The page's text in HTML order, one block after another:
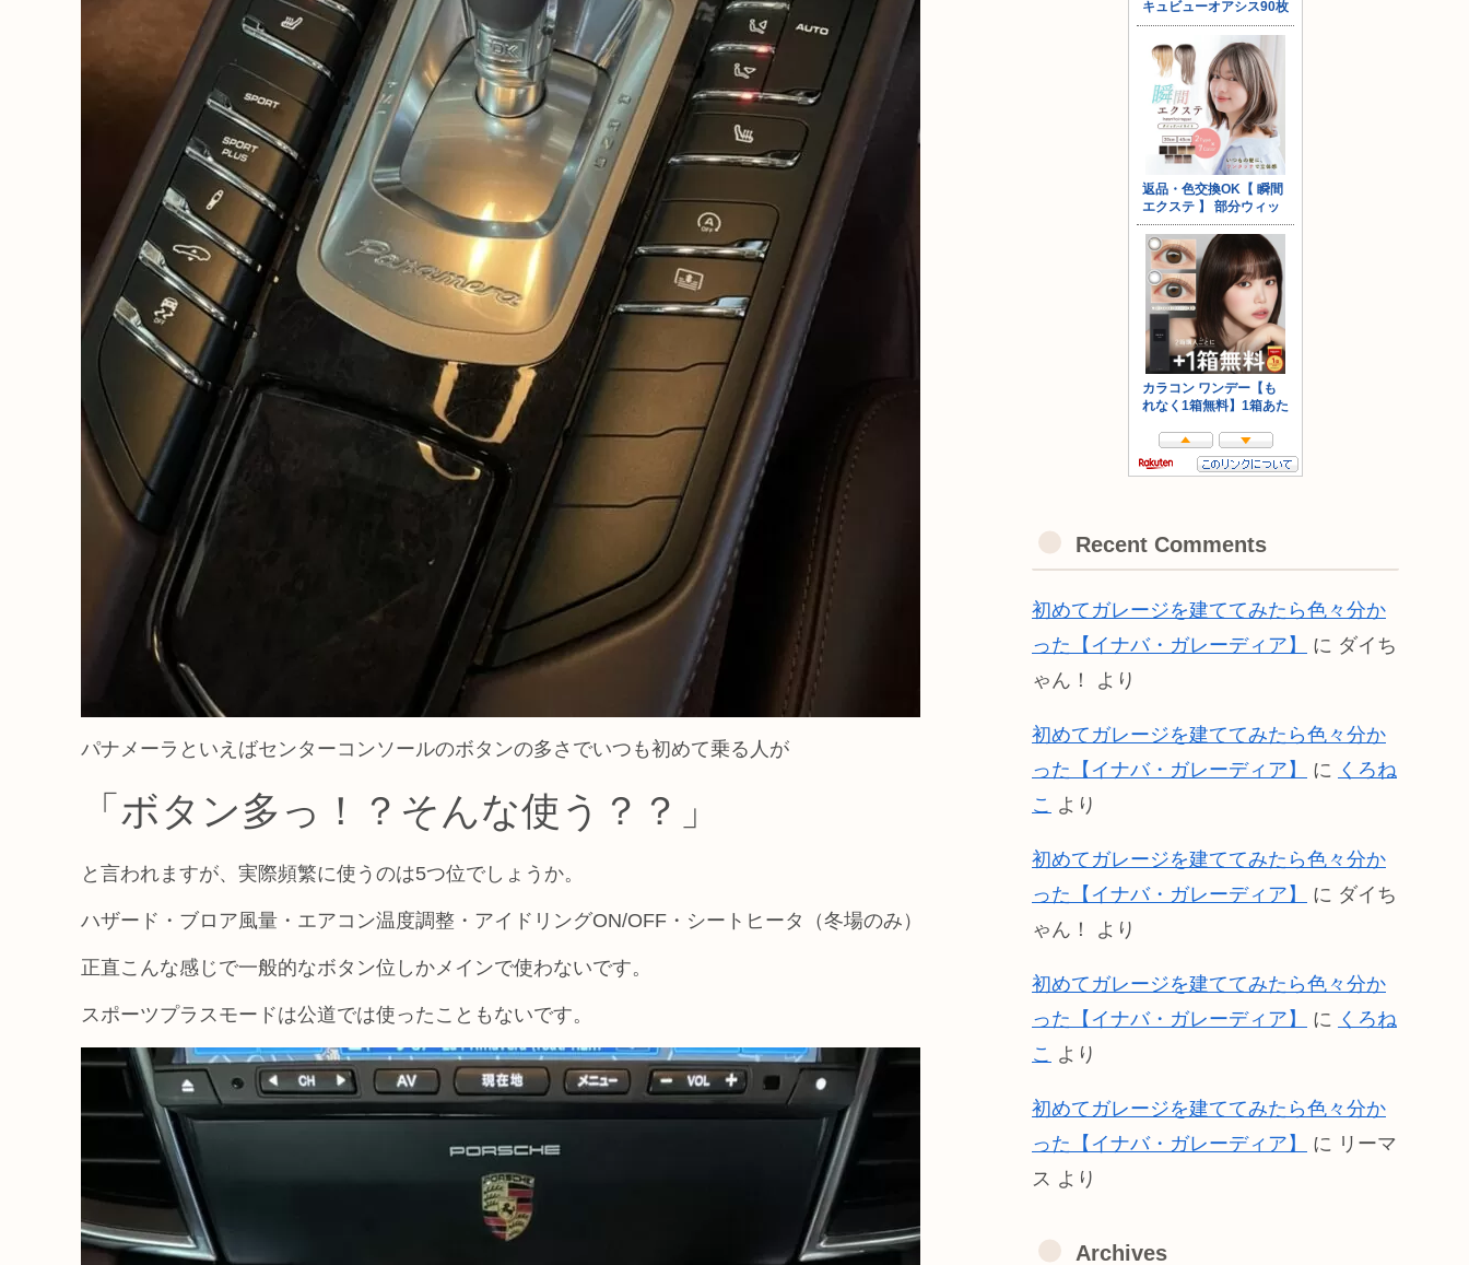
パナメーラといえばセンターコンソールのボタンの多さでいつも初めて乗る人が
「ボタン多っ！？そんな使う？？」
と言われますが、実際頻繁に使うのは5つ位でしょうか。
ハザード・ブロア風量・エアコン温度調整・アイドリングON/OFF・シートヒータ（冬場のみ）
正直こんな感じで一般的なボタン位しかメインで使わないです。
スポーツプラスモードは公道では使ったこともないです。
Recent Comments
初めてガレージを建ててみたら色々分か
った【イナバ・ガレーディア】
に ダイち
ゃん！
より
初めてガレージを建ててみたら色々分か
った【イナバ・ガレーディア】
に くろね
こ より
初めてガレージを建ててみたら色々分か
った【イナバ・ガレーディア】
に ダイち
ゃん！
より
初めてガレージを建ててみたら色々分か
った【イナバ・ガレーディア】
に くろね
こ より
初めてガレージを建ててみたら色々分か
った【イナバ・ガレーディア】
に リーマ
ス より
Archives